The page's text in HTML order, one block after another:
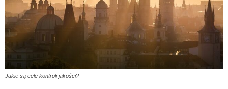
Jakie są cele kontroli jakości?